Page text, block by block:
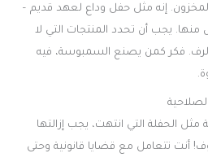
إنه مثل حفل وداع لعهد قديم –
يجب أن تحدد المنتجات التي لا
الرف. فكر كمن يصنع السمبوسة، فيه
مثل الحفلة التي انتهت، يجب إزالتها
أنت تتعامل مع قضايا قانونية وحتى